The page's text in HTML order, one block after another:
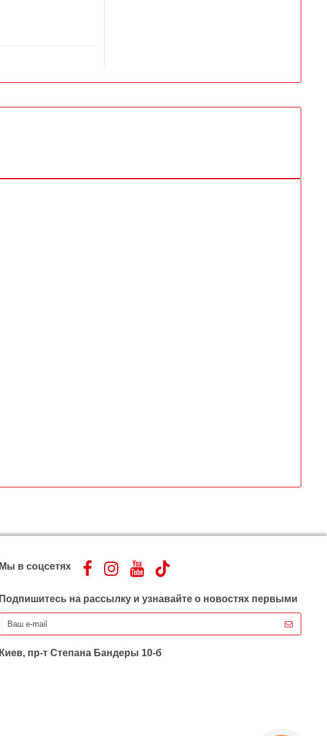
Мы в соцсетях
Подпишитесь на рассылку и узнавайте о новостях первыми
Киев, пр-т Степана Бандеры 10-б